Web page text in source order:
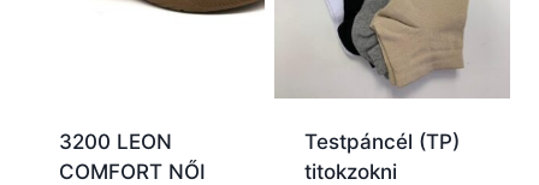
3200 LEON
COMFORT NŐI
Testpáncél (TP)
titokzokni